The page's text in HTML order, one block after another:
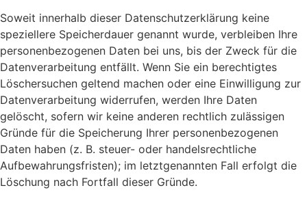
Soweit innerhalb dieser Datenschutzerklärung keine
speziellere Speicherdauer genannt wurde, verbleiben Ihre
personenbezogenen Daten bei uns, bis der Zweck für die
Datenverarbeitung entfällt. Wenn Sie ein berechtigtes
Löschersuchen geltend machen oder eine Einwilligung zur
Datenverarbeitung widerrufen, werden Ihre Daten
gelöscht, sofern wir keine anderen rechtlich zulässigen
Gründe für die Speicherung Ihrer personenbezogenen
Daten haben (z. B. steuer- oder handelsrechtliche
Aufbewahrungsfristen); im letztgenannten Fall erfolgt die
Löschung nach Fortfall dieser Gründe.